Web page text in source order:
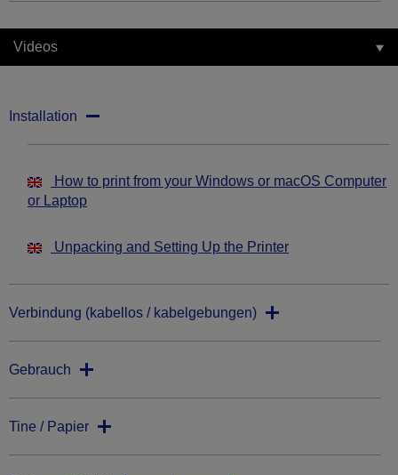
Videos
Installation
How to print from your Windows or macOS Computer
or Laptop
Unpacking and Setting Up the Printer
Verbindung (kabellos / kabelgebungen)
Gebrauch
Tine / Papier